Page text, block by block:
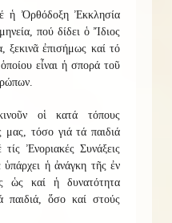
ἡ Ὀρθόδοξη Ἐκκλησία
πού δίδει ὁ Ἴδιος
ξεκινᾶ ἐπισήμως καί τό
εἶναι ἡ σπορά τοῦ
οἱ κατά τόπους
μας, τόσο γιά τά παιδιά
Ἐνοριακές Συνάξεις
ἡ ἀνάγκη τῆς ἐν
ὡς καί ἡ δυνατότητα
παιδιά, ὅσο καί στούς